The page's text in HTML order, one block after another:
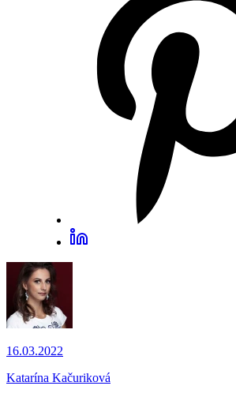
16.03.2022
Katarína Kačuriková